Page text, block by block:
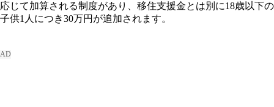
応じて加算される制度があり、移住支援金とは別に18歳以下の
子供1人につき30万円が追加されます。